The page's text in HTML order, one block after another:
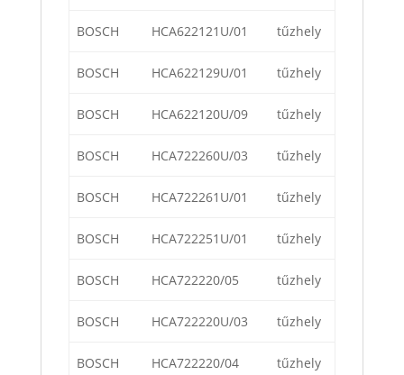
BOSCH HCA622121U/01 tűzhely
BOSCH HCA622129U/01 tűzhely
BOSCH HCA622120U/09 tűzhely
BOSCH HCA722260U/03 tűzhely
BOSCH HCA722261U/01 tűzhely
BOSCH HCA722251U/01 tűzhely
BOSCH HCA722220/05 tűzhely
BOSCH HCA722220U/03 tűzhely
BOSCH HCA722220/04 tűzhely